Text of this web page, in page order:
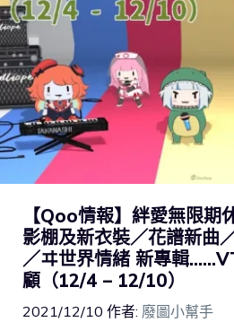
【Qoo情報】絆愛無限期
影棚及新衣裝／花譜新曲
／ヰ世界情緒 新專輯
顧（12/4 – 12/10）
2021/12/10 作者: 廢圖小幫手